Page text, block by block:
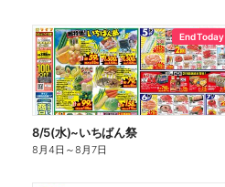
End Today
8/5(水)~いちばん祭
8月4日 ～8月7日